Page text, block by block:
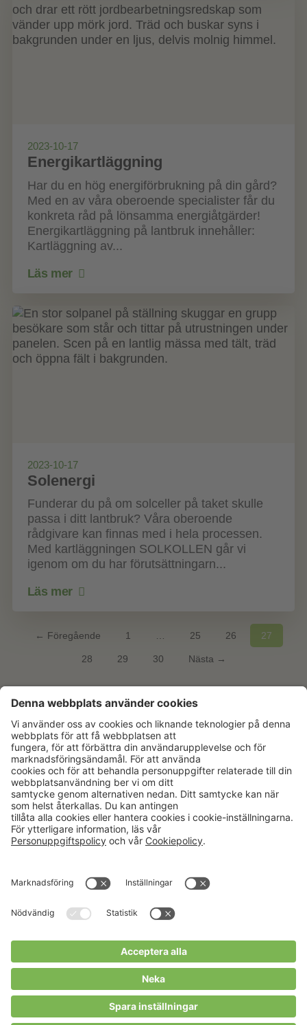
2023-10-17
Energikartläggning
Har du en hög energiförbrukning på din gård?
Med en av våra oberoende specialister får du
konkreta råd på lönsamma energiåtgärder!
Energikartläggning på lantbruk innehåller:
Kartläggning av...
Läs mer
2023-10-17
Solenergi
Funderar du på om solceller på taket skulle
passa i ditt lantbruk? Våra oberoende
rådgivare kan finnas med i hela processen.
Med kartläggningen SOLKOLLEN går vi
igenom om du har förutsättningarn...
Läs mer
← Föregående 1 … 25 26 27
28 29 30 Nästa →
Karriär
Kalender
Verksamheter
Om Hushållningssällskapet
Hushållningssällskapens
Tjänster
Välkommen till Portalen!
Cookies m.m.
Cookies